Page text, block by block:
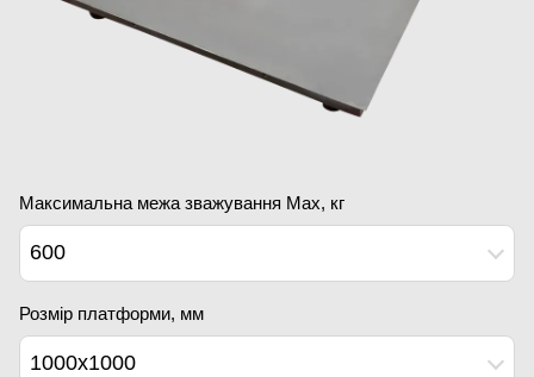
Максимальна межа зважування Мах, кг
600
Розмір платформи, мм
1000x1000